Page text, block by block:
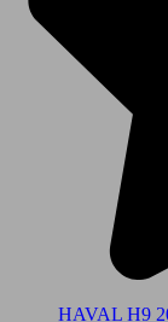
HAVAL H9